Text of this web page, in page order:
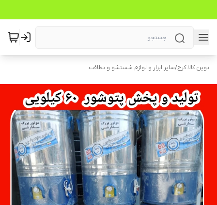
نوین کالا کرج/سایر ابزار و لوازم شستشو و نظافت